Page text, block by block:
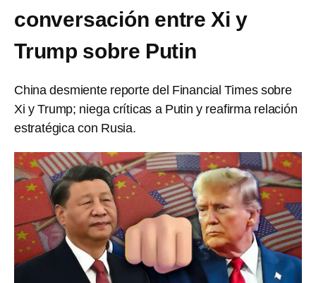
conversación entre Xi y
Trump sobre Putin
China desmiente reporte del Financial Times sobre
Xi y Trump; niega críticas a Putin y reafirma relación
estratégica con Rusia.